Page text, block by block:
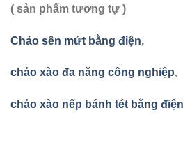
( sản phẩm tương tự )
Chảo sên mứt bằng điện,
chảo xào đa năng công nghiệp,
chảo xào nếp bánh tét bằng điện